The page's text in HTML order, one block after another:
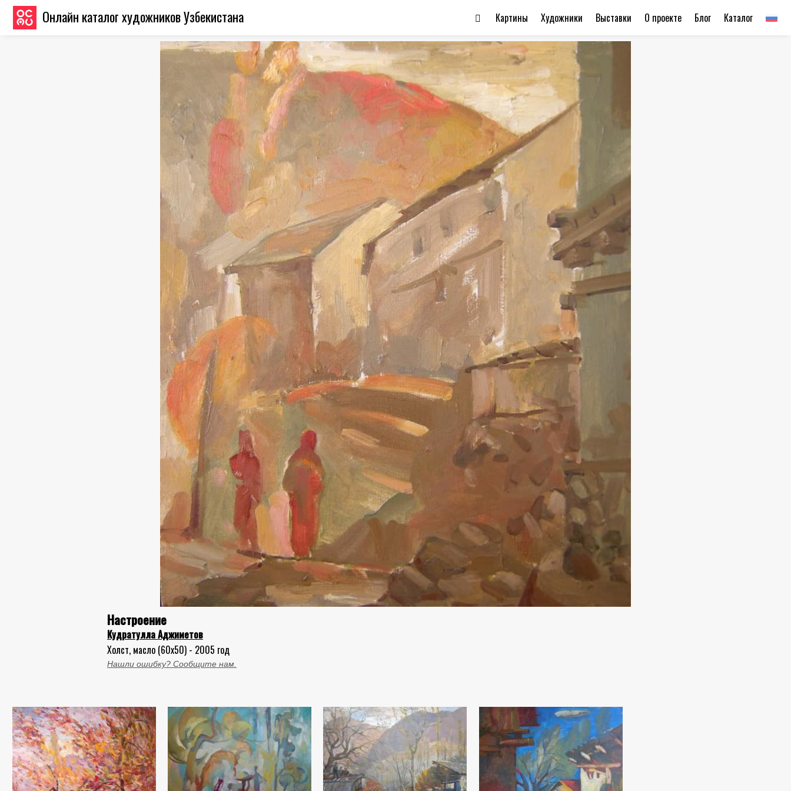
Онлайн каталог художников Узбекистана Каталог
Блог
О проекте
Выставки
Художники
Картины
Настроение
Кудратулла Аджиметов
Холст, масло (60x50) - 2005 год
Нашли ошибку? Сообщите нам.